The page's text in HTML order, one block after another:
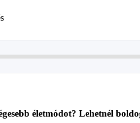
életmódot? Lehetnél